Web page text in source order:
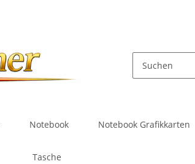
Notebook Notebook Grafikkarten
Tasche